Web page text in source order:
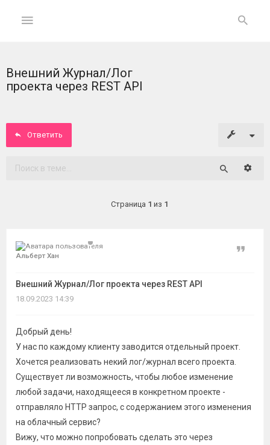
ГЛАВНАЯ
Вход
Внешний Журнал/Лог
проекта через REST API
Ответить
Страница 1 из 1
Альберт Хан
Внешний Журнал/Лог проекта через REST API
Цитата
18.09.2023 14:39
Добрый день!
У нас по каждому клиенту заводится отдельный проект.
Хочется реализовать некий лог/журнал всего проекта.
Существует ли возможность, чтобы любое изменение
любой задачи, находящееся в конкретном проекте -
отправляло HTTP запрос, с содержанием этого изменения
на облачный сервис?
Вижу, что можно попробовать сделать это через